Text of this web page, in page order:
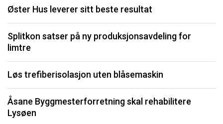
Øster Hus leverer sitt beste resultat
Splitkon satser på ny produksjonsavdeling for
limtre
Løs trefiberisolasjon uten blåsemaskin
Åsane Byggmesterforretning skal rehabilitere
Lysøen